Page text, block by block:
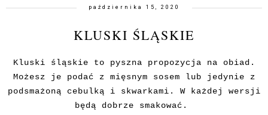
października 15, 2020
KLUSKI ŚLĄSKIE
Kluski śląskie to pyszna propozycja na obiad.
Możesz je podać z mięsnym sosem lub jedynie z
podsmażoną cebulką i skwarkami. W każdej wersji
będą dobrze smakować.